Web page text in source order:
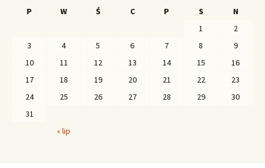
P
W Ś C P S N
« lip
1
2
3
4 5 6 7 8
9
10
11 12 13 14 15
16
17
18 19 20 21 22
23
24
25 26 27 28 29
30
31